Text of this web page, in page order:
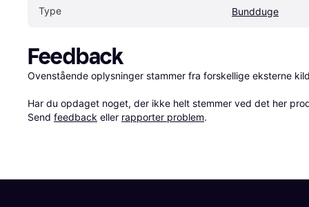
Type Bundduge
Feedback
Ovenstående oplysninger stammer fra forskellige eksterne
Har du opdaget noget, der ikke helt stemmer ved det her
Send feedback eller rapporter problem.